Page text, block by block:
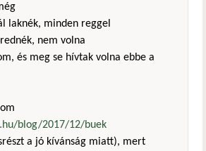
laknék, minden reggel
nem volna
és meg se hívtak volna ebbe a
blog/2017/12/buek
a jó kívánság miatt), mert